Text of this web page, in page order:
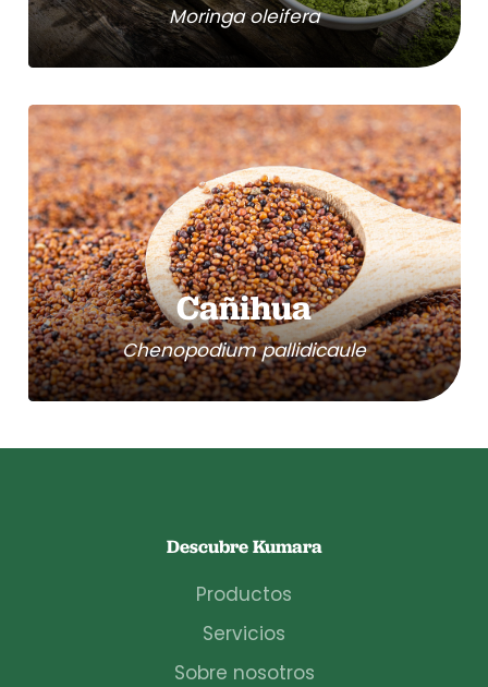
Moringa oleifera
Cañihua
Chenopodium pallidicaule
Descubre Kumara
Productos
Servicios
Sobre nosotros